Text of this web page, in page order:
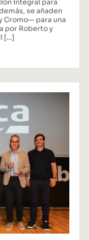
integral para
se añaden
Cromo— para una
por Roberto y
[…]